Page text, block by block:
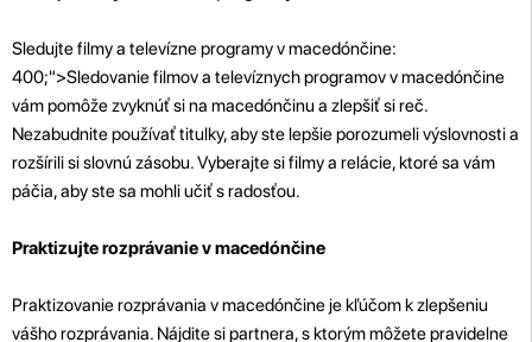
Sledujte filmy a televízne programy v macedónčine:
400;">Sledovanie filmov a televíznych programov v macedónčine
vám pomôže zvyknúť si na macedónčinu a zlepšiť si reč.
Nezabudnite používať titulky, aby ste lepšie porozumeli výslovnosti a
rozšírili si slovnú zásobu. Vyberajte si filmy a relácie, ktoré sa vám
páčia, aby ste sa mohli učiť s radosťou.
Praktizujte rozprávanie v macedónčine
Praktizovanie rozprávania v macedónčine je kľúčom k zlepšeniu
vášho rozprávania. Nájdite si partnera, s ktorým môžete pravidelne